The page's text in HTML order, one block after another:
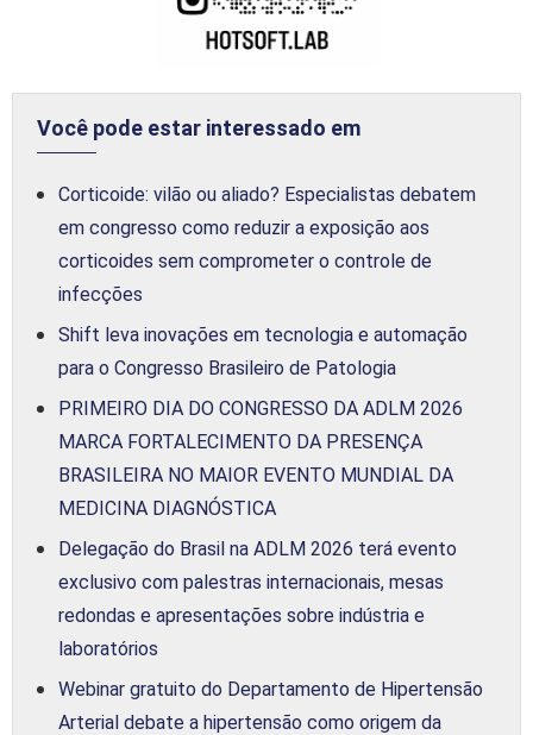
Você pode estar interessado em
Corticoide: vilão ou aliado? Especialistas debatem
em congresso como reduzir a exposição aos
corticoides sem comprometer o controle de
infecções
Shift leva inovações em tecnologia e automação
para o Congresso Brasileiro de Patologia
PRIMEIRO DIA DO CONGRESSO DA ADLM 2026
MARCA FORTALECIMENTO DA PRESENÇA
BRASILEIRA NO MAIOR EVENTO MUNDIAL DA
MEDICINA DIAGNÓSTICA
Delegação do Brasil na ADLM 2026 terá evento
exclusivo com palestras internacionais, mesas
redondas e apresentações sobre indústria e
laboratórios
Webinar gratuito do Departamento de Hipertensão
Arterial debate a hipertensão como origem da